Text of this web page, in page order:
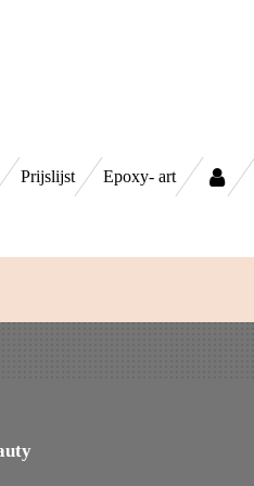
Prijslijst Epoxy- art